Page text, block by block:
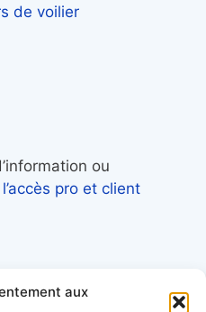
aux
de voilier
ou
pro et client